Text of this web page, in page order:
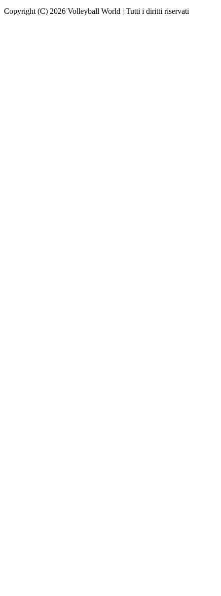
Copyright (C) 2026 Volleyball World | Tutti i diritti riservati